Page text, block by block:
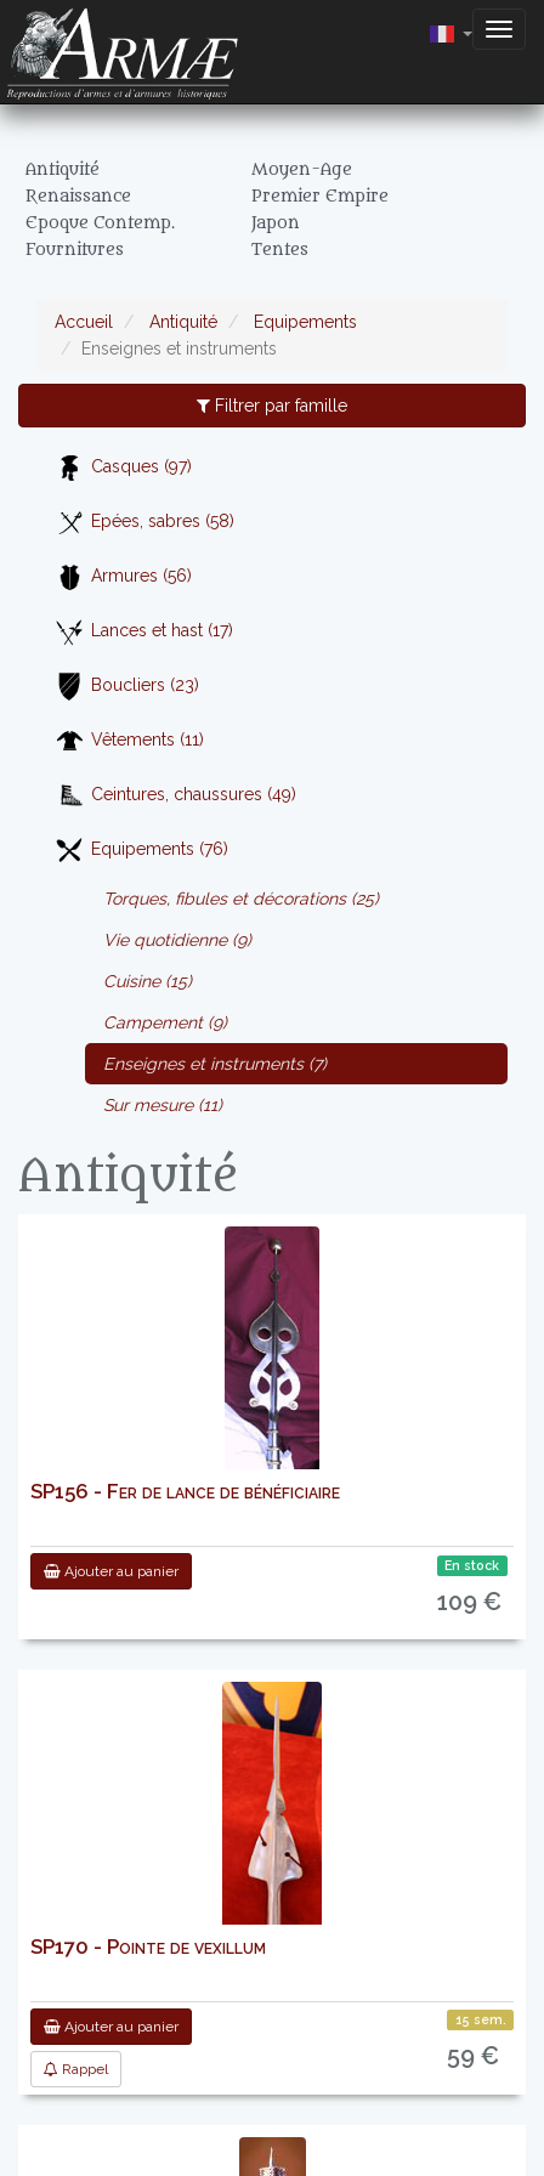
Antiquité
Moyen-Age
Renaissance
Premier Empire
Epoque Contemp.
Japon
Fournitures
Tentes
Accueil Antiquité
Equipements
Enseignes et instruments
Filtrer par famille
Casques (97)
Epées, sabres (58)
Armures (56)
Lances et hast (17)
Boucliers (23)
Vêtements (11)
Ceintures, chaussures (49)
Equipements (76)
Torques, fibules et décorations (25)
Vie quotidienne (9)
Cuisine (15)
Campement (9)
Enseignes et instruments (7)
Sur mesure (11)
Antiquité
SP156 - Fer de lance de bénéficiaire
Ajouter au panier En stock
109 €
SP170 - Pointe de vexillum
Ajouter au panier
Rappel
15 sem.
59 €